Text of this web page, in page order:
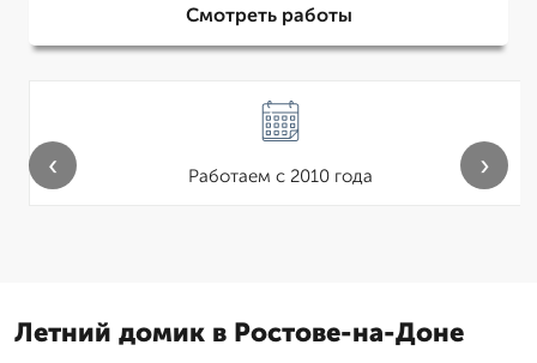
Смотреть работы
Работаем с 2010 года
‹ ›
Летний домик в Ростове-на-Доне